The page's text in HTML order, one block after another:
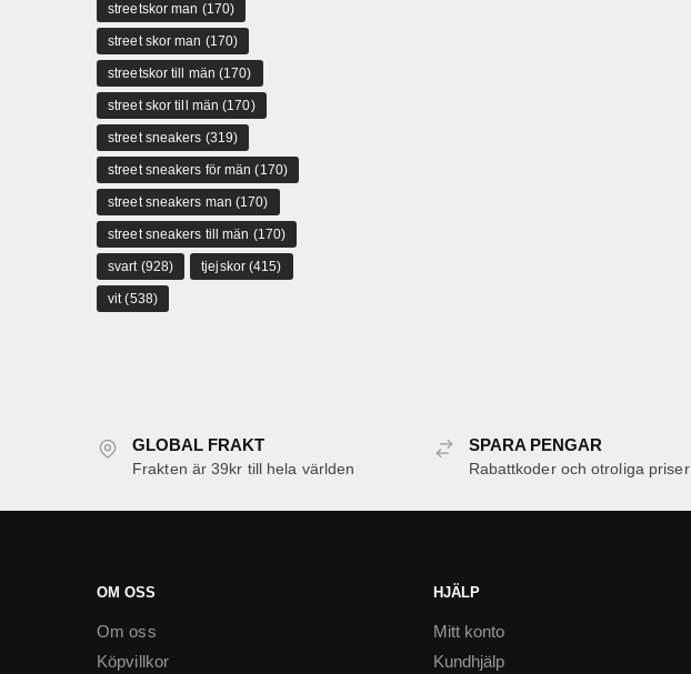
streetskor man (170)
street skor man (170)
streetskor till män (170)
street skor till män (170)
street sneakers (319)
street sneakers för män (170)
street sneakers man (170)
street sneakers till män (170)
svart(928) tjejskor(415)
vit(538)
GLOBAL FRAKT
Frakten är 39kr till hela världen
SPARA PENGAR
Rabattkoder och otroliga priser
OM OSS
Om oss
Köpvillkor
HJÄLP
Mitt konto
Kundhjälp